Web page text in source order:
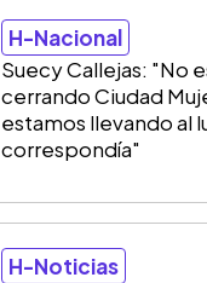
H-Nacional
Suecy Callejas: "No
cerrando Ciudad
estamos llevando al
correspondía"
H-Noticias